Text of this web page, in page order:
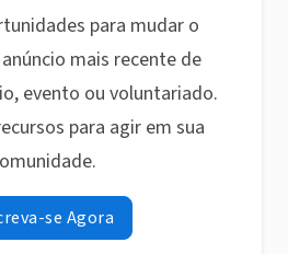
para mudar o
mais recente de
evento ou voluntariado.
para agir em sua
se Agora